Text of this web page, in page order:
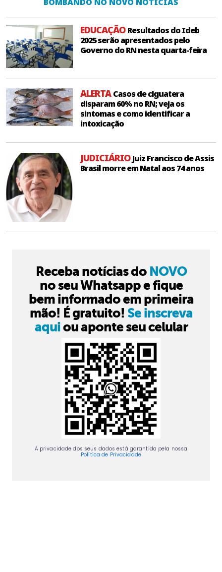
EDUCAÇÃOResultados do Ideb
2025 serão apresentados pelo
Governo do RN nesta quarta-feira
ALERTACasos de ciguatera
disparam 60% no RN; veja os
sintomas e como identificar a
intoxicação
JUDICIÁRIOJuiz Francisco de Assis
Brasil morre em Natal aos 74 anos
Receba notícias do NOVO
no seu Whatsapp e fique
bem informado em primeira
mão! É gratuito! Se inscreva
aquiou aponte seu celular
A privacidade dos seus dados está garantida pela nossa
Política de Privacidade